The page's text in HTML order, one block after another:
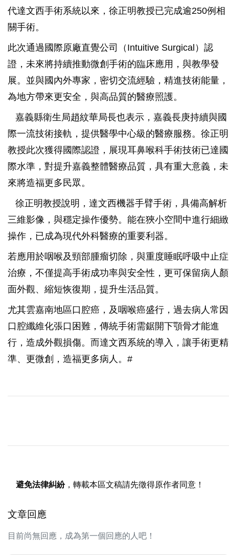
代達文西手術系統以來，徐正明教授已完成逾250例相
關手術。
此次通過國際原廠直覺公司（Intuitive Surgical）認
證，未來將持續推動微創手術的臨床應用，與教學發
展。並與國內外專家，密切交流經驗，精進技術能量，
為地方帶來更安全，與高品質的醫療照護。
嘉義縣衛生局趙紋華局長也表示，嘉義長庚持續與國
際一流技術接軌，提供醫學中心級的醫療服務。徐正明
教授此次獲得國際認證，展現耳鼻喉科手術技術已達國
際水準，對提升嘉義整體醫療品質，具有重大意義，未
來將造福更多民眾。
徐正明教授說明，達文西機器手臂手術，具備高解析
三維影像，與穩定操作優勢。能在狹小空間中進行細緻
操作，已成為現代外科醫療的重要利器。
若應用於咽喉及頸部腫瘤切除，與重度睡眠呼吸中止症
治療，不僅提高手術成功率與安全性，更可保留病人顏
面外觀、縮短恢復期，提升生活品質。
尤其雲嘉南地區口腔癌，及咽喉癌盛行，過去病人常因
口腔纖維化張口困難，傳統手術需鋸開下顎骨才能進
行，造成外觀損傷。而達文西系統的導入，讓手術更精
準、更微創，造福更多病人。#
避免法律糾紛，轉載本區文稿請先徵得原作者同意！
文章回應
目前尚無回應，成為第一個回應的人吧！